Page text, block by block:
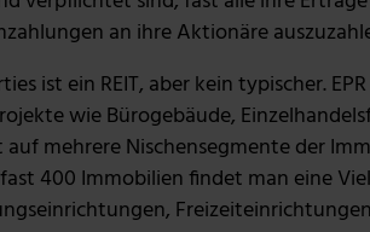
an ihre Aktionäre
ist ein REIT, aber kein typischer.
wie Bürogebäude,
auf mehrere Nischensegmente der
400 Immobilien findet man eine